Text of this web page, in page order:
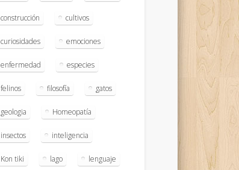
construcción cultivos
curiosidades emociones
enfermedad especies
felinos filosofía gatos
geologia Homeopatía
insectos inteligencia
Kon tiki lago lenguaje